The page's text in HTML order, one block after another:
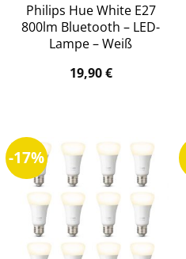
Philips Hue White E27
800lm Bluetooth – LED-
Lampe – Weiß
19,90€
-17%